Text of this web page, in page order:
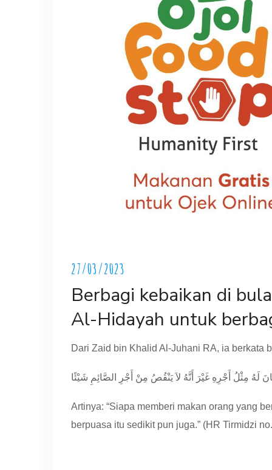
27/03/2023
Berbagi kebaikan di
Al-Hidayah untuk
Dari Zaid bin Khalid Al-Juhani RA, ia berkata
لَهُ مِثْلُ أَجْرِهِ غَيْرَ أَنَّهُ لاَ يَنْقُصُ مِنْ أَجْرِ الصَّائِمِ شَيْئًا
Artinya: “Siapa memberi makan orang yang
berpuasa itu sedikit pun juga.” (HR Tirmidzi